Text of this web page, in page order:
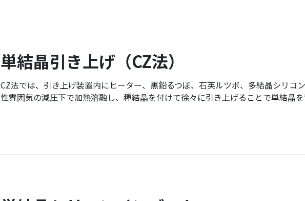
単結晶引き上げ （CZ法）
CZ法では、引き上げ装置内にヒーター、黒鉛るつぼ、石英ルツボ、多結晶シリコ
性雰囲気の減圧下で加熱溶融し、種結晶を付けて徐々に引き上げることで単結晶を